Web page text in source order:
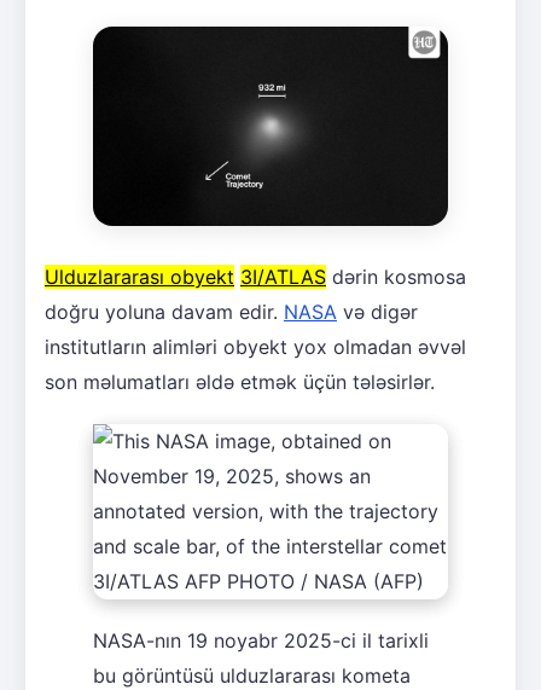
Ulduzlararası obyekt 3I/ATLAS dərin kosmosa
doğru yoluna davam edir. NASA və digər
institutların alimləri obyekt yox olmadan əvvəl
son məlumatları əldə etmək üçün tələsirlər.
NASA-nın 19 noyabr 2025-ci il tarixli
bu görüntüsü ulduzlararası kometa